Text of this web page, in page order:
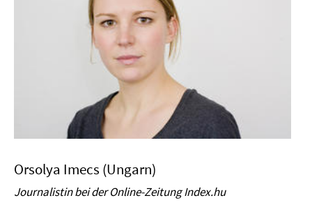
Orsolya Imecs (Ungarn)
Journalistin bei der Online-Zeitung Index.hu